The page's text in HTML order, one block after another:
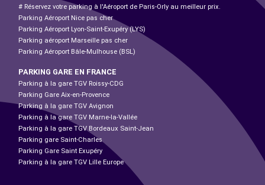
# Réservez votre parking à l'Aéroport de Paris-Orly au meilleur prix.
Parking Aéroport Nice pas cher
Parking Aéroport Lyon-Saint-Exupéry (LYS)
Parking aéroport Marseille pas cher
Parking Aéroport Bâle-Mulhouse (BSL)
PARKING GARE EN FRANCE
Parking à la gare TGV Roissy-CDG
Parking Gare Aix-en-Provence
Parking à la gare TGV Avignon
Parking à la gare TGV Marne-la-Vallée
Parking à la gare TGV Bordeaux Saint-Jean
Parking gare Saint-Charles
Parking Gare Saint Exupéry
Parking à la gare TGV Lille Europe